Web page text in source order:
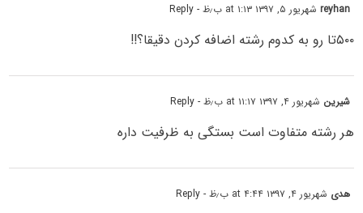
reyhanشهریور ۵, ۱۳۹۷ at ۱:۱۳ ب٫ظ - Reply
۵۰۰تا رو به کدوم رشته اضافه کردن دقیقا؟!!
شیرین شهریور ۴, ۱۳۹۷ at ۱۱:۱۷ ب٫ظ - Reply
هر رشته متفاوت است بستگی به ظرفیت داره
هدی شهریور ۴, ۱۳۹۷ at ۴:۴۴ ب٫ظ - Reply